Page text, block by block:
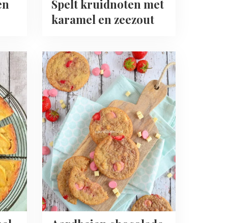
Spelt kruidnoten met
karamel en zeezout
Read
more
about
Aardbeien
chocolade
koeken